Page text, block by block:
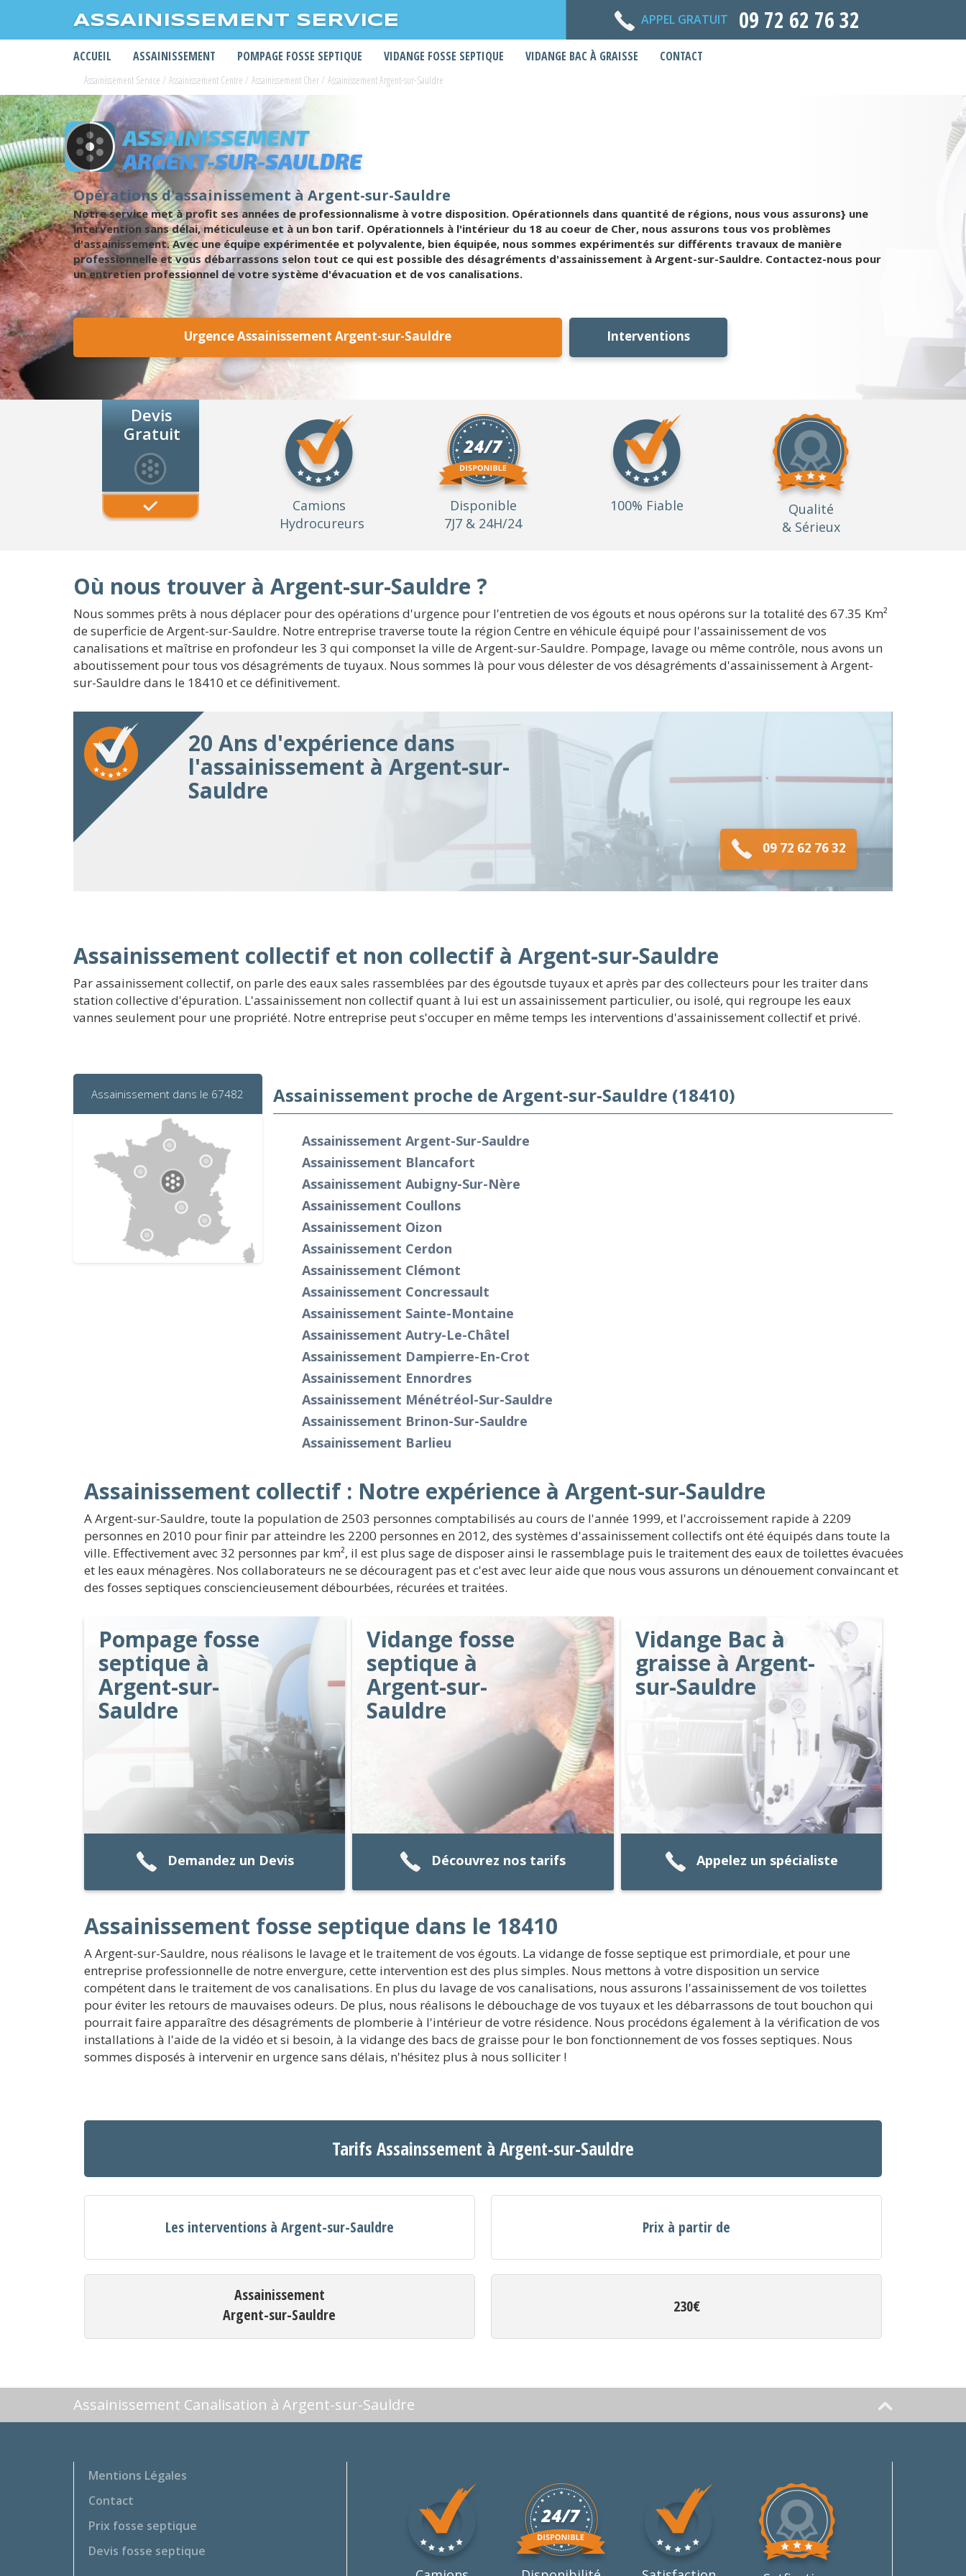
ASSAINISSEMENT SERVICE APPEL GRATUIT 09 72 62 76 32
ACCUEIL ASSAINISSEMENT POMPAGE FOSSE SEPTIQUE VIDANGE FOSSE SEPTIQUE VIDANGE BAC À GRAISSE CONTACT
Assainissement Service / Assainissement Centre / Assainissement Cher/ Assainissement Argent-sur-Sauldre
ASSAINISSEMENT
ARGENT-SUR-SAULDRE
Opérations d'assainissement à Argent-sur-Sauldre
Notre service met à profit ses années de professionnalisme à votre disposition. Opérationnels dans quantité de régions, nous vous assurons} une
intervention sans délai, méticuleuse et à un bon tarif. Opérationnels à l'intérieur du 18 au coeur de Cher, nous assurons tous vos problèmes
d'assainissement. Avec une équipe expérimentée et polyvalente, bien équipée, nous sommes expérimentés sur différents travaux de manière
professionnelle et vous débarrassons selon tout ce qui est possible des désagréments d'assainissement à Argent-sur-Sauldre. Contactez-nous pour
un entretien professionnel de votre système d'évacuation et de vos canalisations.
Urgence Assainissement Argent-sur-Sauldre Interventions
Devis
Gratuit
Camions
Hydrocureurs
Disponible
7J7 & 24H/24
100% Fiable
Qualité
& Sérieux
Où nous trouver à Argent-sur-Sauldre ?
Nous sommes prêts à nous déplacer pour des opérations d'urgence pour l'entretien de vos égouts et nous opérons sur la totalité des 67.35 Km²
de superficie de Argent-sur-Sauldre. Notre entreprise traverse toute la région Centre en véhicule équipé pour l'assainissement de vos
canalisations et maîtrise en profondeur les 3 qui componset la ville de Argent-sur-Sauldre. Pompage, lavage ou même contrôle, nous avons un
aboutissement pour tous vos désagréments de tuyaux. Nous sommes là pour vous délester de vos désagréments d'assainissement à Argent-
sur-Sauldre dans le 18410 et ce définitivement.
20 Ans d'expérience dans
l'assainissement à Argent-sur-
Sauldre
09 72 62 76 32
Assainissement collectif et non collectif à Argent-sur-Sauldre
Par assainissement collectif, on parle des eaux sales rassemblées par des égoutsde tuyaux et après par des collecteurs pour les traiter dans
station collective d'épuration. L'assainissement non collectif quant à lui est un assainissement particulier, ou isolé, qui regroupe les eaux
vannes seulement pour une propriété. Notre entreprise peut s'occuper en même temps les interventions d'assainissement collectif et privé.
Assainissement dans le 67482 Assainissement proche de Argent-sur-Sauldre (18410)
Assainissement Argent-Sur-Sauldre
Assainissement Blancafort
Assainissement Aubigny-Sur-Nère
Assainissement Coullons
Assainissement Oizon
Assainissement Cerdon
Assainissement Clémont
Assainissement Concressault
Assainissement Sainte-Montaine
Assainissement Autry-Le-Châtel
Assainissement Dampierre-En-Crot
Assainissement Ennordres
Assainissement Ménétréol-Sur-Sauldre
Assainissement Brinon-Sur-Sauldre
Assainissement Barlieu
Assainissement collectif : Notre expérience à Argent-sur-Sauldre
A Argent-sur-Sauldre, toute la population de 2503 personnes comptabilisés au cours de l'année 1999, et l'accroissement rapide à 2209
personnes en 2010 pour finir par atteindre les 2200 personnes en 2012, des systèmes d'assainissement collectifs ont été équipés dans toute la
ville. Effectivement avec 32 personnes par km², il est plus sage de disposer ainsi le rassemblage puis le traitement des eaux de toilettes évacuées
et les eaux ménagères. Nos collaborateurs ne se découragent pas et c'est avec leur aide que nous vous assurons un dénouement convaincant et
des fosses septiques consciencieusement débourbées, récurées et traitées.
Pompage fosse
septique à
Argent-sur-
Sauldre
Demandez un Devis
Vidange fosse
septique à
Argent-sur-
Sauldre
Découvrez nos tarifs
Vidange Bac à
graisse à Argent-
sur-Sauldre
Appelez un spécialiste
Assainissement fosse septique dans le 18410
A Argent-sur-Sauldre, nous réalisons le lavage et le traitement de vos égouts. La vidange de fosse septique est primordiale, et pour une
entreprise professionnelle de notre envergure, cette intervention est des plus simples. Nous mettons à votre disposition un service
compétent dans le traitement de vos canalisations. En plus du lavage de vos canalisations, nous assurons l'assainissement de vos toilettes
pour éviter les retours de mauvaises odeurs. De plus, nous réalisons le débouchage de vos tuyaux et les débarrassons de tout bouchon qui
pourrait faire apparaître des désagréments de plomberie à l'intérieur de votre résidence. Nous procédons également à la vérification de vos
installations à l'aide de la vidéo et si besoin, à la vidange des bacs de graisse pour le bon fonctionnement de vos fosses septiques. Nous
sommes disposés à intervenir en urgence sans délais, n'hésitez plus à nous solliciter !
Tarifs Assainssement à Argent-sur-Sauldre
Les interventions à Argent-sur-Sauldre Prix à partir de
Assainissement
Argent-sur-Sauldre
230€
Assainissement Canalisation à Argent-sur-Sauldre
Mentions Légales
Contact
Prix fosse septique
Devis fosse septique